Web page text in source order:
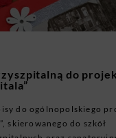
do
do ogólnopolskiego
skierowanego do szkół